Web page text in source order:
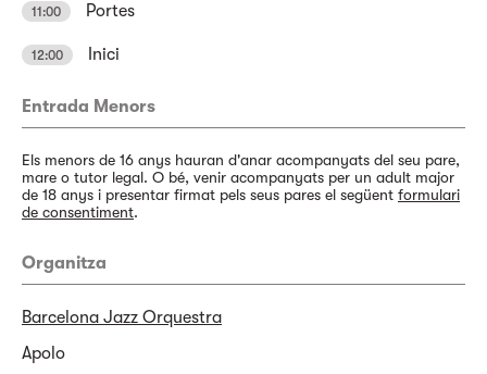
11:00 Portes
12:00 Inici
Entrada Menors
Els menors de 16 anys hauran d'anar acompanyats del seu pare,
mare o tutor legal. O bé, venir acompanyats per un adult major
de 18 anys i presentar firmat pels seus pares el següent formulari
de consentiment.
Organitza
Barcelona Jazz Orquestra
Apolo